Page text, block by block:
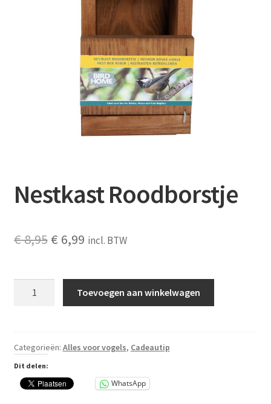
Nestkast Roodborstje
€8,95 Oorspronkelijke
was:
€ 8,95.
€ 6,99Huidige
is:
€ 6,99.
incl. BTW
Toevoegen aan winkelwagen
Categorieën: Alles voor vogels, Cadeautip
Dit delen:
WhatsApp